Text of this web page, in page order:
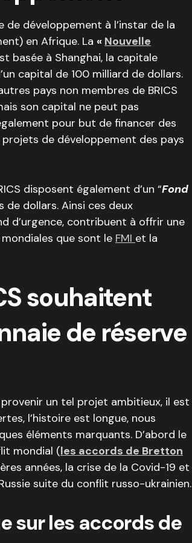
de développement à l’instar de la
en Afrique. La « Nouvelle
basée à Shanghai, la capitale
capital de 100 milliard de dollars.
pays non membres de BRICS
son capital ne peut pas
pour but de financer des
de développement des pays
disposent également d’un “Fond
de dollars. Ainsi ces deux
d’urgence, contribuent à offrir une
que sont le FMI et la
souhaitent
de réserve
un tel projet ambitieux, il est
l’histoire est longue, nous
éléments marquants. D’abord le
mondial (les accords de Bretton
années, la crise de la Covid-19 et
suite du conflit russo-ukrainien.
sur les accords de